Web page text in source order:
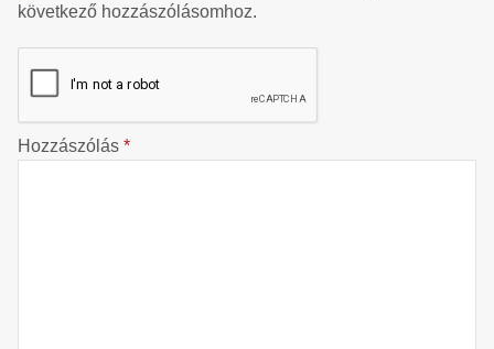
következő hozzászólásomhoz.
Hozzászólás *